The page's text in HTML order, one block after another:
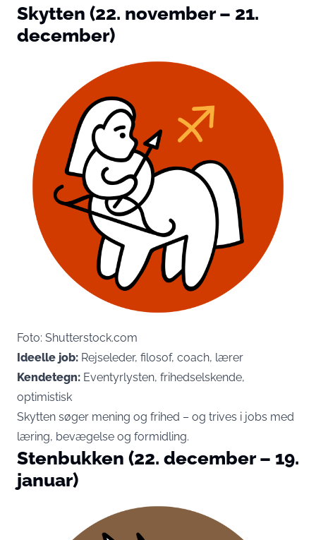
Skytten (22. november – 21.
december)
Foto: Shutterstock.com
Ideelle job: Rejseleder, filosof, coach, lærer
Kendetegn: Eventyrlysten, frihedselskende,
optimistisk
Skytten søger mening og frihed – og trives i jobs med
læring, bevægelse og formidling.
Stenbukken (22. december – 19.
januar)